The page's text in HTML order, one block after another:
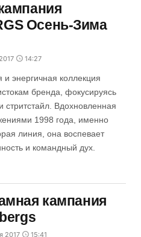
Осень-Зима
14:27
энергичная коллекция
бренда, фокусируясь
стритстайл. Вдохновленная
1998 года, именно
линия, она воспевает
и командный дух.
кампания
2017 15:41